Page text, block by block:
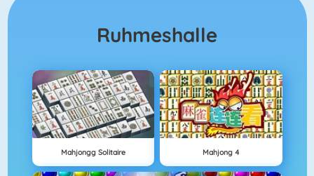
Ruhmeshalle
Mahjongg Solitaire Mahjong 4